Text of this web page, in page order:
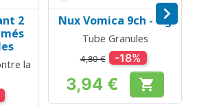
2
la
Nux Vomica 9ch - 4 g
Tube Granules
4,80 € -18%
Prix
3,94 € 
